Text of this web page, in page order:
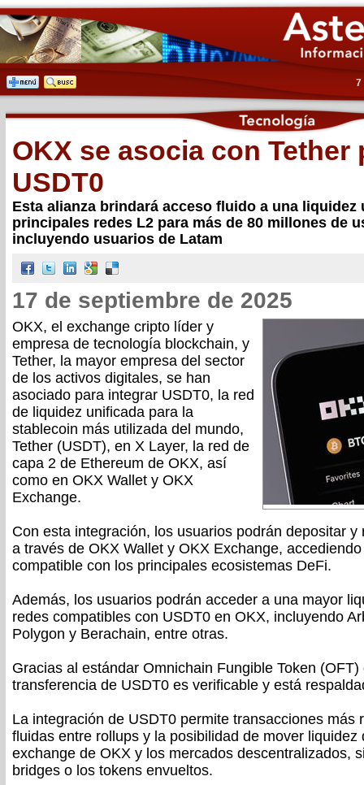
7
OKX se asocia con Tether
USDT0
Esta alianza brindará acceso fluido a una liquidez
principales redes L2 para más de 80 millones de
incluyendo usuarios de Latam
17 de septiembre de 2025
OKX, el exchange cripto líder y
empresa de tecnología blockchain, y
Tether, la mayor empresa del sector
de los activos digitales, se han
asociado para integrar USDT0, la red
de liquidez unificada para la
stablecoin más utilizada del mundo,
Tether (USDT), en X Layer, la red de
capa 2 de Ethereum de OKX, así
como en OKX Wallet y OKX
Exchange.
Con esta integración, los usuarios podrán depositar
a través de OKX Wallet y OKX Exchange,
compatible con los principales ecosistemas DeFi.
Además, los usuarios podrán acceder a una mayor
redes compatibles con USDT0 en OKX, incluyendo
Polygon y Berachain, entre otras.
Gracias al estándar Omnichain Fungible Token
transferencia de USDT0 es verificable y está
La integración de USDT0 permite transacciones más
fluidas entre rollups y la posibilidad de mover liquidez
exchange de OKX y los mercados descentralizados,
bridges o los tokens envueltos.